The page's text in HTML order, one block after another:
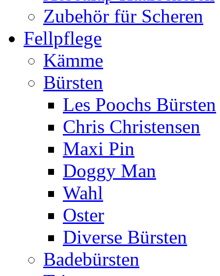
Zubehör für Scheren
Fellpflege
Kämme
Bürsten
Les Poochs Bürsten
Chris Christensen
Maxi Pin
Doggy Man
Wahl
Oster
Diverse Bürsten
Badebürsten